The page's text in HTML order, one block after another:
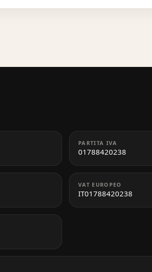
PARTITA IVA
01788420238
VAT EUROPEO
IT01788420238